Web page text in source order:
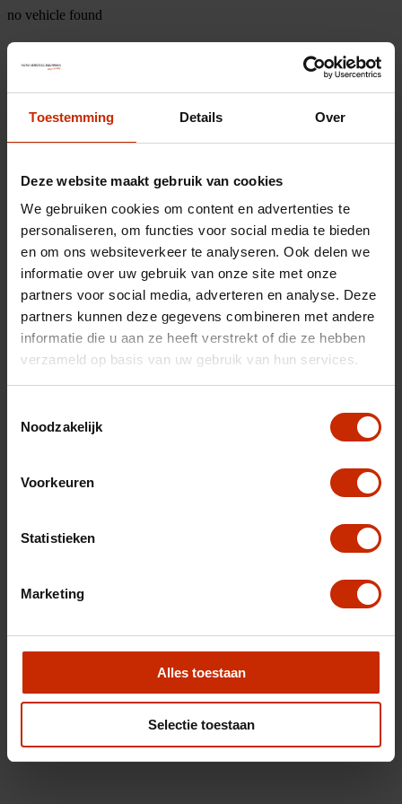
Toestemming Details Over
Deze website maakt gebruik van cookies
We gebruiken cookies om content en advertenties te
personaliseren, om functies voor social media te bieden
en om ons websiteverkeer te analyseren. Ook delen we
informatie over uw gebruik van onze site met onze
partners voor social media, adverteren en analyse. Deze
partners kunnen deze gegevens combineren met andere
informatie die u aan ze heeft verstrekt of die ze hebben
verzameld op basis van uw gebruik van hun services.
Noodzakelijk
Voorkeuren
Statistieken
Marketing
Alles toestaan
Selectie toestaan
no vehicle found